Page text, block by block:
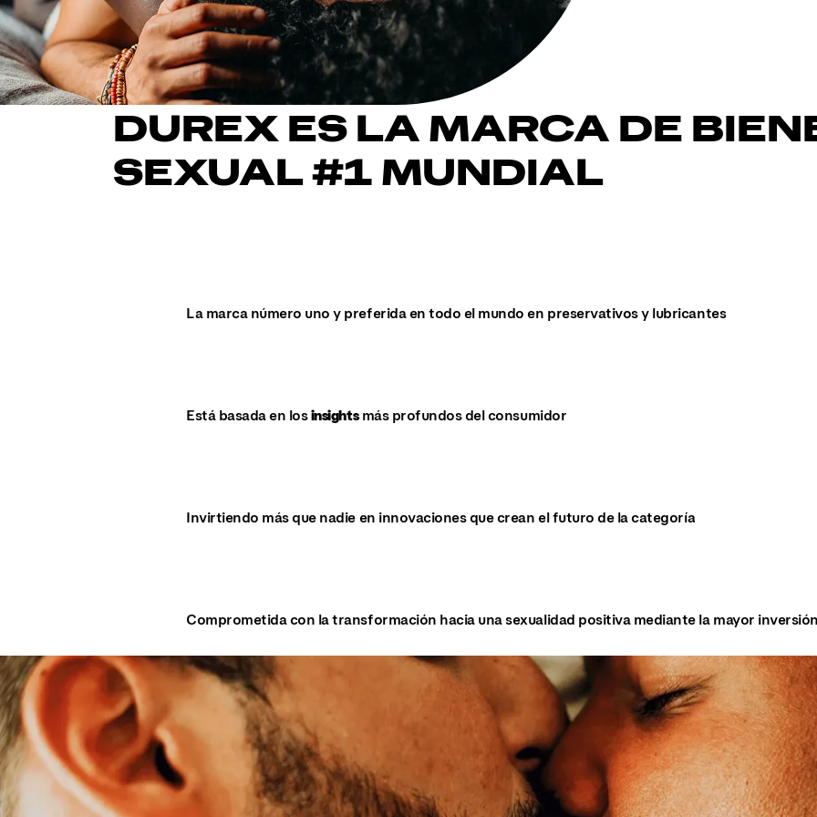
DUREX ES LA MARCA DE
SEXUAL #1 MUNDIAL
La marca número uno y preferida en todo el mundo en preservativos y lubricantes
Está basada en losinsightsmás profundos del consumidor
Invirtiendo más que nadie en innovaciones que crean el futuro de la categoría
Comprometida con la transformación hacia una sexualidad positiva mediante la mayor